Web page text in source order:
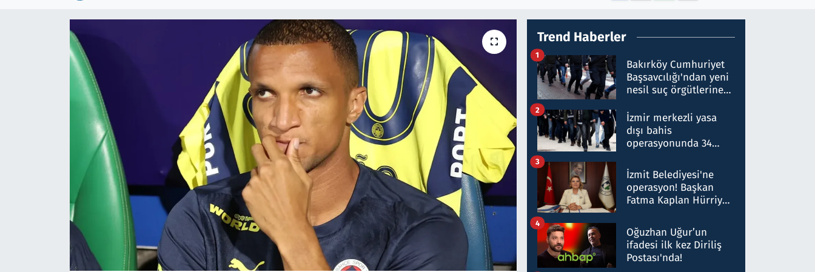
Trend Haberler
Bakırköy Cumhuriyet
Başsavcılığı'ndan yeni
nesil suç örgütlerine
hakkında gözaltı kararı
1
İzmir merkezli yasa
dışı bahis
operasyonunda 34
Milyar liralık para
trafiği tespit edildi
2
İzmit Belediyesi'ne
operasyon! Başkan
Fatma Kaplan Hürriyet
3
Oğuzhan Uğur’un
ifadesi ilk kez Diriliş
Postası'nda!
4
Televizyon